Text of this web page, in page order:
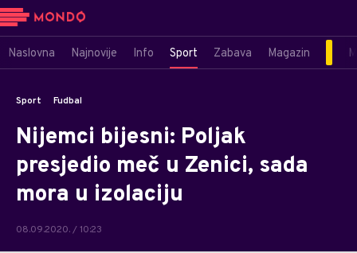
Naslovna Najnovije Info Sport Zabava Magazin
Sport Fudbal
Nijemci bijesni: Poljak
presjedio meč u Zenici, sada
mora u izolaciju
08.09.2020. / 10:23